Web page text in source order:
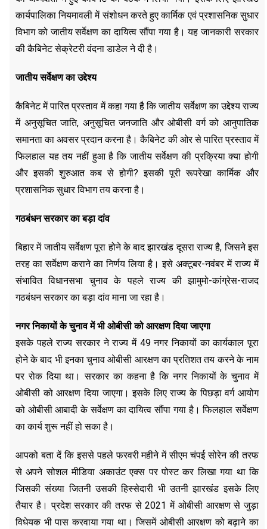
कार्यपालिका नियमावली में संशोधन करते हुए कार्मिक एवं प्रशासनिक सुधार
विभाग को जातीय सर्वेक्षण का दायित्व सौंपा गया है। यह जानकारी सरकार
की कैबिनेट सेक्रेटरी वंदना डाडेल ने दी है।
जातीय सर्वेक्षण का उद्देश्य
कैबिनेट में पारित प्रस्ताव में कहा गया है कि जातीय सर्वेक्षण का उद्देश्य राज्य
में अनुसूचित जाति, अनुसूचित जनजाति और ओबीसी वर्ग को आनुपातिक
समानता का अवसर प्रदान करना है। कैबिनेट की ओर से पारित प्रस्ताव में
फिलहाल यह तय नहीं हुआ है कि जातीय सर्वेक्षण की प्रक्रिया क्या होगी
और इसकी शुरुआत कब से होगी? इसकी पूरी रूपरेखा कार्मिक और
प्रशासनिक सुधार विभाग तय करना है।
गठबंधन सरकार का बड़ा दांव
बिहार में जातीय सर्वेक्षण पूरा होने के बाद झारखंड दूसरा राज्य है, जिसने इस
तरह का सर्वेक्षण कराने का निर्णय लिया है। इसे अक्टूबर-नवंबर में राज्य में
संभावित विधानसभा चुनाव के पहले राज्य की झामुमो-कांग्रेस-राजद
गठबंधन सरकार का बड़ा दांव माना जा रहा है।
नगर निकायों के चुनाव में भी ओबीसी को आरक्षण दिया जाएगा
इसके पहले राज्य सरकार ने राज्य में 49 नगर निकायों का कार्यकाल पूरा
होने के बाद भी इनका चुनाव ओबीसी आरक्षण का प्रतिशत तय करने के नाम
पर रोक दिया था। सरकार का कहना है कि नगर निकायों के चुनाव में
ओबीसी को आरक्षण दिया जाएगा। इसके लिए राज्य के पिछड़ा वर्ग आयोग
को ओबीसी आबादी के सर्वेक्षण का दायित्व सौंपा गया है। फिलहाल सर्वेक्षण
का कार्य शुरू नहीं हो सका है।
आपको बता दें कि इससे पहले फरवरी महीने में सीएम चंपई सोरेन की तरफ
से अपने सोशल मीडिया अकाउंट एक्स पर पोस्ट कर लिखा गया था कि
जिसकी संख्या जितनी उसकी हिस्सेदारी भी उतनी झारखंड इसके लिए
तैयार है। प्रदेश सरकार की तरफ से 2021 में ओबीसी आरक्षण से जुड़ा
विधेयक भी पास करवाया गया था। जिसमें ओबीसी आरक्षण को बढ़ाने का